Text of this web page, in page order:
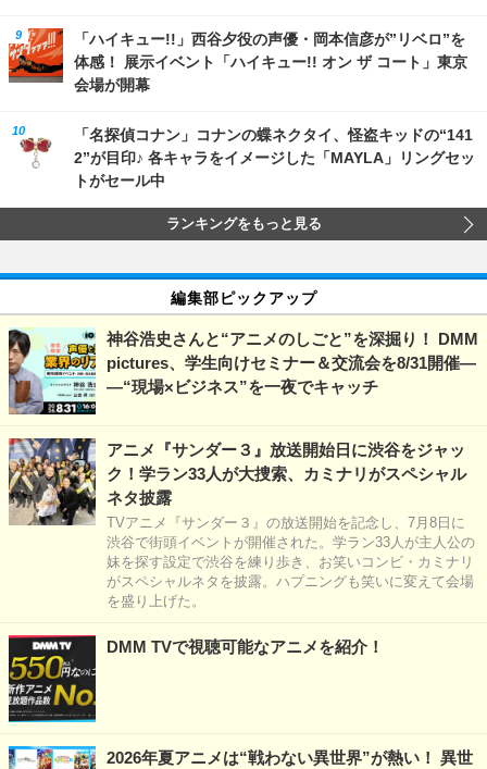
「ハイキュー!!」西谷夕役の声優・岡本信彦が”リベロ”を
体感！ 展示イベント「ハイキュー!! オン ザ コート」東京
会場が開幕
「名探偵コナン」コナンの蝶ネクタイ、怪盗キッドの“141
2”が目印♪ 各キャラをイメージした「MAYLA」リングセッ
トがセール中
ランキングをもっと見る
編集部ピックアップ
神谷浩史さんと“アニメのしごと”を深掘り！ DMM
pictures、学生向けセミナー＆交流会を8/31開催―
―“現場×ビジネス”を一夜でキャッチ
アニメ『サンダー３』放送開始日に渋谷をジャッ
ク！学ラン33人が大捜索、カミナリがスペシャル
ネタ披露
TVアニメ『サンダー３』の放送開始を記念し、7月8日に
渋谷で街頭イベントが開催された。学ラン33人が主人公の
妹を探す設定で渋谷を練り歩き、お笑いコンビ・カミナリ
がスペシャルネタを披露。ハプニングも笑いに変えて会場
を盛り上げた。
DMM TVで視聴可能なアニメを紹介！
2026年夏アニメは“戦わない異世界”が熱い！ 異世